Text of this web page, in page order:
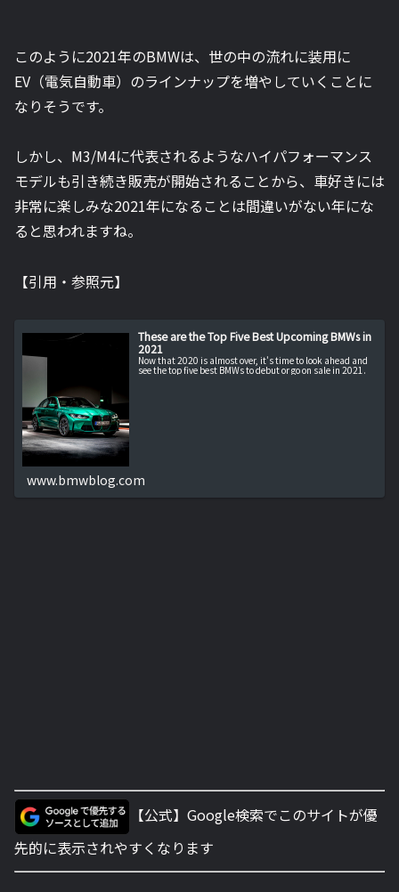
このように2021年のBMWは、世の中の流れに装用に
EV（電気自動車）のラインナップを増やしていくことに
なりそうです。
しかし、M3/M4に代表されるようなハイパフォーマンス
モデルも引き続き販売が開始されることから、車好きには
非常に楽しみな2021年になることは間違いがない年にな
ると思われますね。
【引用・参照元】
These are the Top Five Best Upcoming BMWs in
2021
Now that 2020 is almost over, it's time to look ahead and
see the top five best BMWs to debut or go on sale in 2021.
www.bmwblog.com
【公式】Google検索でこのサイトが優
先的に表示されやすくなります